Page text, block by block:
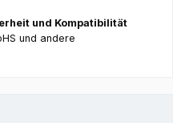
und Kompatibilität
und andere